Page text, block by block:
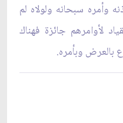
وأمره سبحانه ولولاه لم
لأوامرهم جائزة فهناك
بالعرض وبأمره.